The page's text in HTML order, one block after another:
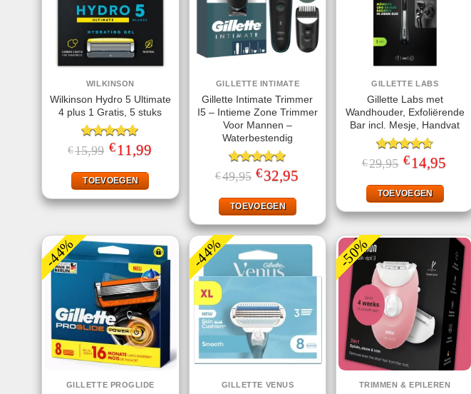
WILKINSON
Wilkinson Hydro 5 Ultimate
4 plus 1 Gratis, 5 stuks
Gewaardeerd
5.00uit 5
€15,99 Oorspronkelijke
prijs
€15,99.
€ 11,99Huidige
TOEVOEGEN
GILLETTE INTIMATE
Gillette Intimate Trimmer
I5 – Intieme Zone Trimmer
Voor Mannen –
Waterbestendig
Gewaardeerd
4.93uit 5
€49,95 Oorspronkelijke
prijs
€49,95.
€32,95
TOEVOEGEN
GILLETTE LABS
Gillette Labs met
Wandhouder, Exfoliërende
Bar incl. Mesje, Handvat
Gewaardeerd
4.57uit 5
€29,95 Oorspronkelijke
prijs
€29,95.
€ 14,95prijs
TOEVOEGEN
-44%
GILLETTE PROGLIDE
-44%
GILLETTE VENUS
-50%
TRIMMEN & EPILEREN